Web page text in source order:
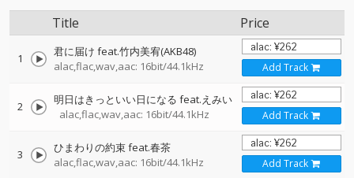
Title Price
1
君に届け feat.竹内美宥(AKB48)
alac,flac,wav,aac: 16bit/44.1kHz
Add Track
2
明日はきっといい日になる feat.えみい
alac,flac,wav,aac: 16bit/44.1kHz
Add Track
3
ひまわりの約束 feat.春茶
alac,flac,wav,aac: 16bit/44.1kHz
Add Track